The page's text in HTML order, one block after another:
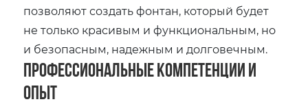
позволяют создать фонтан‚ который будет
не только красивым и функциональным‚ но
и безопасным‚ надежным и долговечным.
Профессиональные компетенции и
опыт